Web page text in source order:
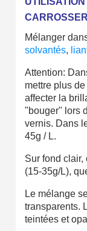
Mélanger
solvantés,
Attention:
mettre plus
affecter la
"bouger" lors
vernis. Dans
45g / L.
Sur fond
(15-35g/L),
Le mélange
transparents.
teintées et